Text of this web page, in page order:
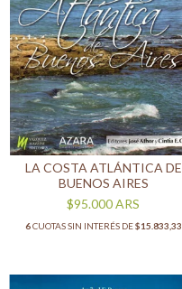
LA COSTA ATLÁNTICA DE
BUENOS AIRES
$95.000ARS
6CUOTAS SIN INTERÉS DE$15.833,33